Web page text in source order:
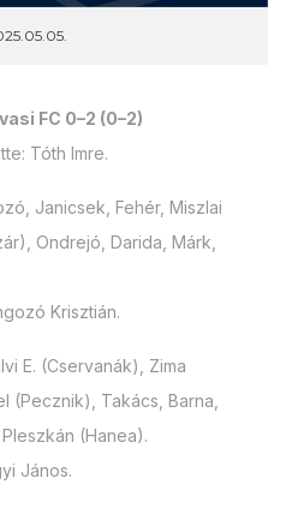
FC 0–2 (0–2)
Tóth Imre.
Janicsek, Fehér, Miszlai
Ondrejó, Darida, Márk,
Krisztián.
E. (Cservanák), Zima
(Pecznik), Takács, Barna,
Pleszkán (Hanea).
János.